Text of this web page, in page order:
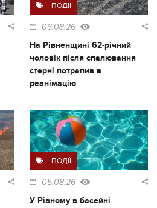
ПОДІЇ
06.08.26
На Рівненщині 62-річний
чоловік після спалювання
стерні потрапив в
реанімацію
ПОДІЇ
05.08.26
У Рівному в басейні